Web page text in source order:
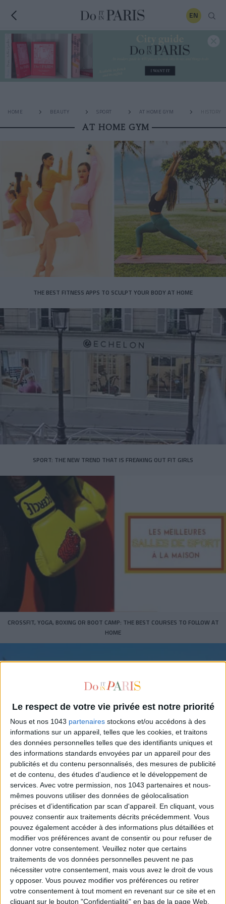
Le respect de votre vie privée est notre priorité
Nous et nos 1043 partenaires stockons et/ou accédons à des
informations sur un appareil, telles que les cookies, et traitons
des données personnelles telles que des identifiants uniques et
des informations standards envoyées par un appareil pour des
publicités et du contenu personnalisés, des mesures de publicité
et de contenu, des études d'audience et le développement de
services. Avec votre permission, nos 1043 partenaires et nous-
mêmes pouvons utiliser des données de géolocalisation
précises et d’identification par scan d'appareil. En cliquant, vous
pouvez consentir aux traitements décrits précédemment. Vous
pouvez également accéder à des informations plus détaillées et
modifier vos préférences avant de consentir ou pour refuser de
donner votre consentement. Veuillez noter que certains
traitements de vos données personnelles peuvent ne pas
nécessiter votre consentement, mais vous avez le droit de vous
y opposer. Vous pouvez modifier vos préférences ou retirer
votre consentement à tout moment en revenant sur ce site et en
cliquant sur le bouton "Confidentialité" en bas de la page Web.
EN
HOME BEAUTY SPORT AT HOME GYM HISTORY
AT HOME GYM
THE BEST FITNESS APPS TO SCULPT YOUR BODY AT HOME
SPORT: THE NEW TREND THAT IS FREAKING OUT FIT GIRLS
CROSSFIT, YOGA, BOXING OR BOOT CAMP: THE BEST COURSES TO FOLLOW AT
HOME
HOW TO STAY FIT DURING THE HOLIDAYS?